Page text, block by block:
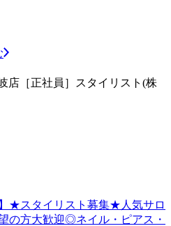
店［正社員］スタイリスト(株
★スタイリスト募集★人気サロ
の方大歓迎◎ネイル・ピアス・